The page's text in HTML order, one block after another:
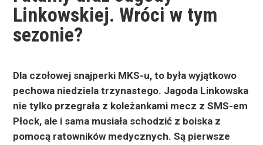
Linkowskiej. Wróci w tym
sezonie?
Dla czołowej snajperki MKS-u, to była wyjątkowo
pechowa niedziela trzynastego. Jagoda Linkowska
nie tylko przegrała z koleżankami mecz z SMS-em
Płock, ale i sama musiała schodzić z boiska z
pomocą ratowników medycznych. Są pierwsze